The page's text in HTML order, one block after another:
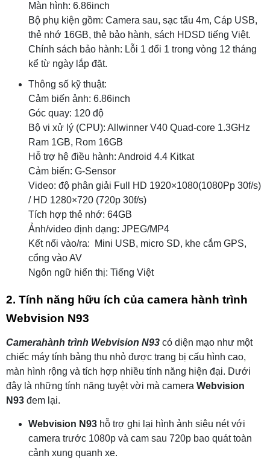
Màn hình: 6.86inch
Bộ phụ kiện gồm: Camera sau, sạc tẩu 4m, Cáp USB,
thẻ nhớ 16GB, thẻ bảo hành, sách HDSD tiếng Việt.
Chính sách bảo hành: Lỗi 1 đổi 1 trong vòng 12 tháng
kể từ ngày lắp đặt.
Thông số kỹ thuật:
Cảm biến ảnh: 6.86inch
Góc quay: 120 độ
Bộ vi xử lý (CPU): Allwinner V40 Quad-core 1.3GHz
Ram 1GB, Rom 16GB
Hỗ trợ hệ điều hành: Android 4.4 Kitkat
Cảm biến: G-Sensor
Video: độ phân giải Full HD 1920×1080(1080Pp 30f/s)
/ HD 1280×720 (720p 30f/s)
Tích hợp thẻ nhớ: 64GB
Ảnh/video định dạng: JPEG/MP4
Kết nối vào/ra: Mini USB, micro SD, khe cắm GPS,
cổng vào AV
Ngôn ngữ hiển thị: Tiếng Việt
2. Tính năng hữu ích của camera hành trình
Webvision N93
Camerahành trình Webvision N93 có diện mạo như một
chiếc máy tính bảng thu nhỏ được trang bị cấu hình cao,
màn hình rộng và tích hợp nhiều tính năng hiện đại. Dưới
đây là những tính năng tuyệt vời mà camera Webvision
N93 đem lại.
Webvision N93hỗ trợ ghi lại hình ảnh siêu nét với
camera trước 1080p và cam sau 720p bao quát toàn
cảnh xung quanh xe.